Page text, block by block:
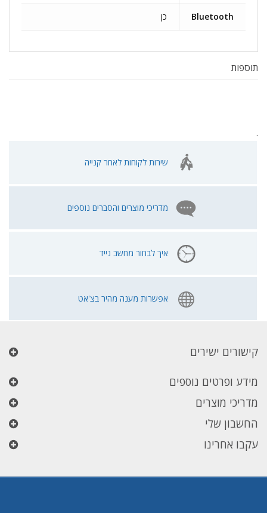
Bluetooth כן
תוספות
.
שירות לקוחות לאחר קנייה
מדריכי מוצרים והסברים נוספים
איך לבחור מחשב נייד
אפשרות מענה מהיר בצ'אט
קישורים ישירים
מידע ופרטים נוספים
מדריכי מוצרים
החשבון שלי
עקבו אחרינו